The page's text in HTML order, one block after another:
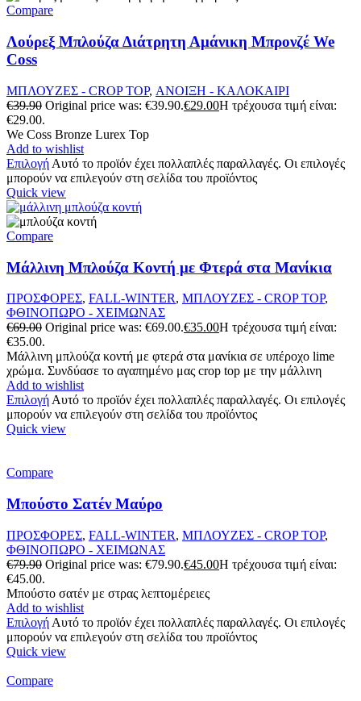
Compare
Λούρεξ Μπλούζα Διάτρητη Αμάνικη Μπρονζέ We
Coss
ΜΠΛΟΥΖΕΣ - CROP TOP, ΑΝΟΙΞΗ - ΚΑΛΟΚΑΙΡΙ
€39.90 Original price was: €39.90.€29.00Η τρέχουσα τιμή είναι:
€29.00.
We Coss Bronze Lurex Top
Add to wishlist
Επιλογή Αυτό το προϊόν έχει πολλαπλές παραλλαγές. Οι επιλογές
μπορούν να επιλεγούν στη σελίδα του προϊόντος
Quick view
Compare
Μάλλινη Μπλούζα Κοντή με Φτερά στα Μανίκια
ΠΡΟΣΦΟΡΕΣ, FALL-WINTER, ΜΠΛΟΥΖΕΣ - CROP TOP,
ΦΘΙΝΟΠΩΡΟ - ΧΕΙΜΩΝΑΣ
€69.00 Original price was: €69.00.€35.00Η τρέχουσα τιμή είναι:
€35.00.
Μάλλινη μπλούζα κοντή με φτερά στα μανίκια σε υπέροχο lime
χρώμα. Συνδύασε το αγαπημένο μας crop top με την μάλλινη
Add to wishlist
Επιλογή Αυτό το προϊόν έχει πολλαπλές παραλλαγές. Οι επιλογές
μπορούν να επιλεγούν στη σελίδα του προϊόντος
Quick view
Compare
Μπούστο Σατέν Μαύρο
ΠΡΟΣΦΟΡΕΣ, FALL-WINTER, ΜΠΛΟΥΖΕΣ - CROP TOP,
ΦΘΙΝΟΠΩΡΟ - ΧΕΙΜΩΝΑΣ
€79.90 Original price was: €79.90.€45.00Η τρέχουσα τιμή είναι:
€45.00.
Μπούστο σατέν με στρας λεπτομέρειες
Add to wishlist
Επιλογή Αυτό το προϊόν έχει πολλαπλές παραλλαγές. Οι επιλογές
μπορούν να επιλεγούν στη σελίδα του προϊόντος
Quick view
Compare